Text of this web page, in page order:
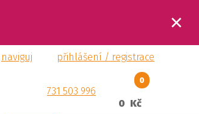
přihlášení / registrace
naviguj
0
0 Kč
731 503 996